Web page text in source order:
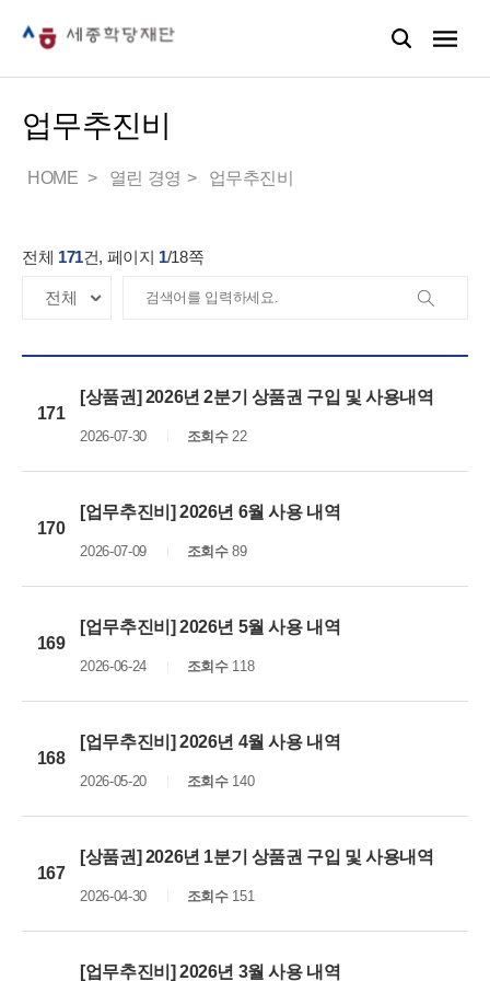
업무추진비
HOME 열린 경영 업무추진비
전체 171건, 페이지 1/18쪽
171
[상품권] 2026년 2분기 상품권 구입 및 사용내역
2026-07-30 조회수22
170
[업무추진비] 2026년 6월 사용 내역
2026-07-09 조회수89
169
[업무추진비] 2026년 5월 사용 내역
2026-06-24 조회수118
168
[업무추진비] 2026년 4월 사용 내역
2026-05-20 조회수140
167
[상품권] 2026년 1분기 상품권 구입 및 사용내역
2026-04-30 조회수151
[업무추진비] 2026년 3월 사용 내역